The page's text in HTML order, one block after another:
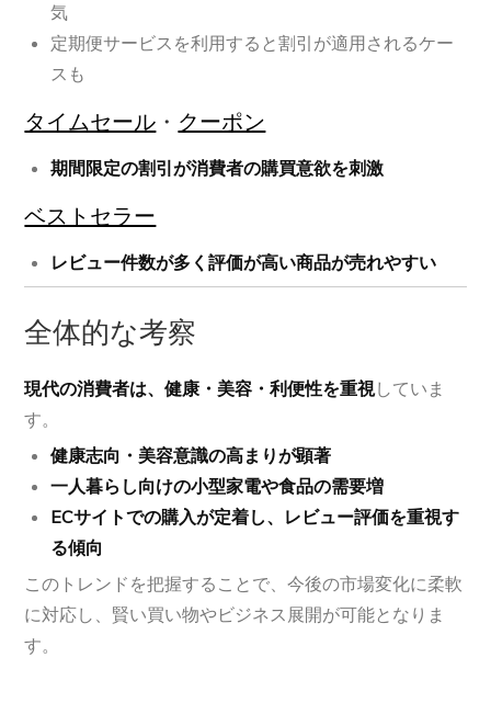
気
定期便サービスを利用すると割引が適用されるケー
スも
タイムセール ・ クーポン
期間限定の割引が消費者の購買意欲を刺激
ベストセラー
レビュー件数が多く評価が高い商品が売れやすい
全体的な考察
現代の消費者は、健康・美容・利便性を重視していま
す。
健康志向・美容意識の高まりが顕著
一人暮らし向けの小型家電や食品の需要増
ECサイトでの購入が定着し、レビュー評価を重視す
る傾向
このトレンドを把握することで、今後の市場変化に柔軟
に対応し、賢い買い物やビジネス展開が可能となりま
す。